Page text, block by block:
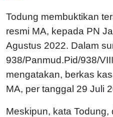
Todung membuktikan
resmi MA, kepada PN
Agustus 2022. Dalam
938/Panmud.Pid/938/
mengatakan, berkas
MA, per tanggal 29 Juli
Meskipun, kata